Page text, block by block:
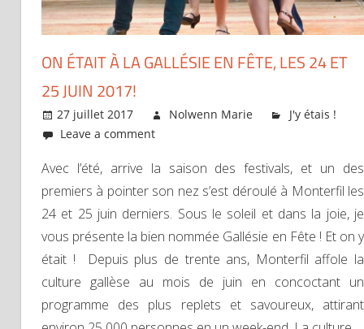
ON ÉTAIT À LA GALLÉSIE EN FÊTE, LES 24 ET
25 JUIN 2017!
27 juillet 2017 Nolwenn Marie
J'y étais !
Leave a comment
Avec l’été, arrive la saison des festivals, et un des
premiers à pointer son nez s’est déroulé à Monterfil les
24 et 25 juin derniers. Sous le soleil et dans la joie, je
vous présente la bien nommée Gallésie en Fête ! Et on y
était ! Depuis plus de trente ans, Monterfil affole la
culture gallèse au mois de juin en concoctant un
programme des plus replets et savoureux, attirant